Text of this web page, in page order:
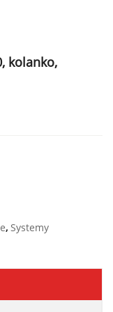
kolanko,
, Systemy